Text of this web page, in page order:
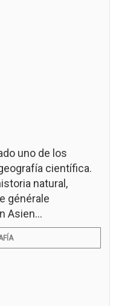
uno de los
científica.
natural,
générale
Asien...